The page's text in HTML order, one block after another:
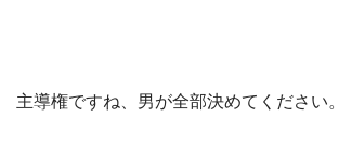
主導権ですね、男が全部決めてください。